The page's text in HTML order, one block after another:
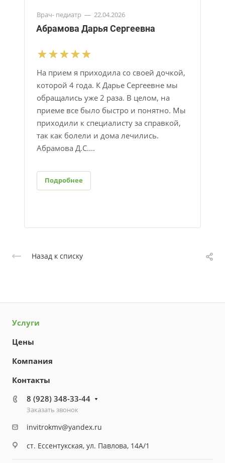
Врач- педиатр — 22.04.2026
Абрамова Дарья Сергеевна
На прием я приходила со своей дочкой,
которой 4 года. К Дарье Сергеевне мы
обращались уже 2 раза. В целом, на
приеме все было быстро и понятно. Мы
приходили к специалисту за справкой​,
так как болели и дома лечились.
Абрамова Д.С....
Подробнее
Назад к списку
Услуги
Цены
Компания
Контакты
8 (928) 348-33-44
Заказать звонок
invitrokmv@yandex.ru
ст. Ессентукская, ул. Павлова, 14А/1